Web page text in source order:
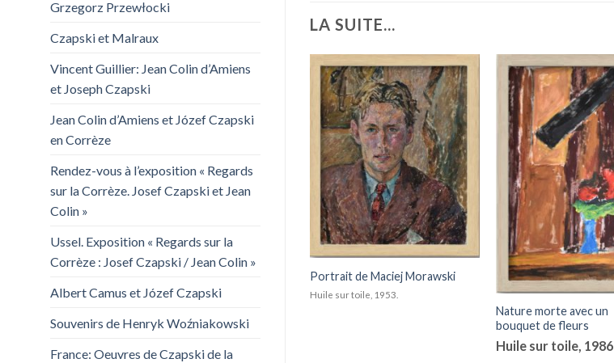
Grzegorz Przewłocki
Czapski et Malraux
Vincent Guillier: Jean Colin d’Amiens
et Joseph Czapski
Jean Colin d’Amiens et Józef Czapski
en Corrèze
Rendez-vous à l’exposition « Regards
sur la Corrèze. Josef Czapski et Jean
Colin »
Ussel. Exposition « Regards sur la
Corrèze : Josef Czapski / Jean Colin »
Albert Camus et Józef Czapski
Souvenirs de Henryk Woźniakowski
France: Oeuvres de Czapski de la
LA SUITE...
Add to
wishlist
Portrait de Maciej Morawski
Huile sur toile, 1953.
Nature morte avec un
bouquet de fleurs
Huile sur toile, 1986